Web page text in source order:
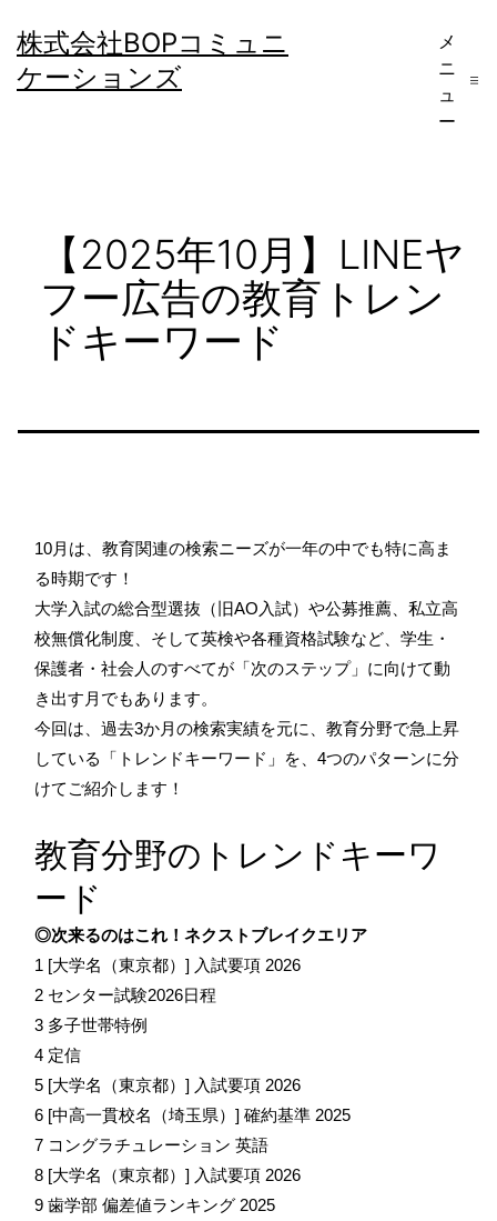
ン
テ
株式会社BOPコミュニ
ケーションズ
メ
ニ
ュ
ー
【2025年10月】LINEヤ
フー広告の教育トレン
ドキーワード
10月は、教育関連の検索ニーズが一年の中でも特に高ま
る時期です！
大学入試の総合型選抜（旧AO入試）や公募推薦、私立高
校無償化制度、そして英検や各種資格試験など、学生・
保護者・社会人のすべてが「次のステップ」に向けて動
き出す月でもあります。
今回は、過去3か月の検索実績を元に、教育分野で急上昇
している「トレンドキーワード」を、4つのパターンに分
けてご紹介します！
教育分野のトレンドキーワ
ード
◎次来るのはこれ！ネクストブレイクエリア
1 [大学名（東京都）] 入試要項 2026
2 センター試験2026日程
3 多子世帯特例
4 定信
5 [大学名（東京都）] 入試要項 2026
6 [中高一貫校名（埼玉県）] 確約基準 2025
7 コングラチュレーション 英語
8 [大学名（東京都）] 入試要項 2026
9 歯学部 偏差値ランキング 2025